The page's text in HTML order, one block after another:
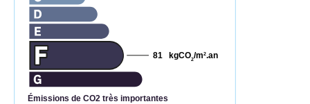
Émissions de CO2 très importantes
kgCO2/m2.an
81